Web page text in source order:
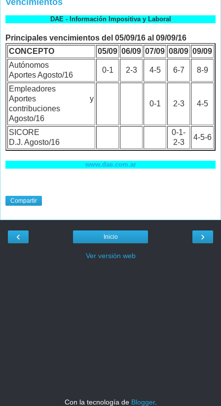
DAE - Información Impositiva y Laboral
Principales vencimientos del 05/09/16 al 09/09/16
CONCEPTO
05/09 06/09 07/09 08/09 09/09
Autónomos
Aportes Agosto/16
0-1 2-3 4-5 6-7 8-9
Empleadores
Aportes y
contribuciones
Agosto/16
0-1 2-3 4-5
SICORE
D.J. Agosto/16
0-1-
2-3
4-5-6
www.dae.com.ar
Compartir
‹ ›
Inicio
Ver versión web
Con la tecnología de Blogger.